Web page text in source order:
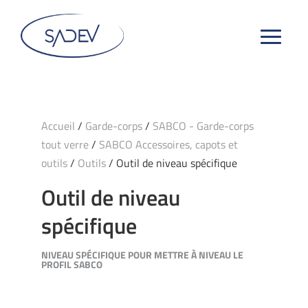
Accueil / Garde-corps/ SABCO - Garde-corps
tout verre/ SABCO Accessoires, capots et
outils/ Outils/ Outil de niveau spécifique
Outil de niveau
spécifique
NIVEAU SPÉCIFIQUE POUR METTRE À NIVEAU LE
PROFIL SABCO